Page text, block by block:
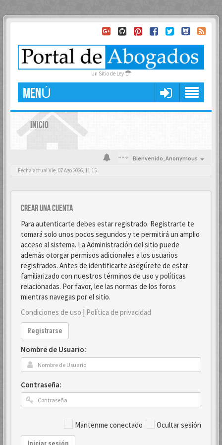
Un Sitio de Ley
MENÚ
INICIO
Bienvenido,Anonymous
Fecha actual Vie, 07 Ago 2026, 11:15
Crear una cuenta
Para autenticarte debes estar registrado. Registrarte te
tomará solo unos pocos segundos y te permitirá un amplio
acceso al sistema. La Administración del sitio puede
además otorgar permisos adicionales a los usuarios
registrados. Antes de identificarte asegúrete de estar
familiarizado con nuestros términos de uso y políticas
relacionadas. Por favor, lee las normas de los foros
mientras navegas por el sitio.
Condiciones de uso | Política de privacidad
Registrarse
Nombre de Usuario:
Contraseña:
Mantenme conectado Ocultar sesión